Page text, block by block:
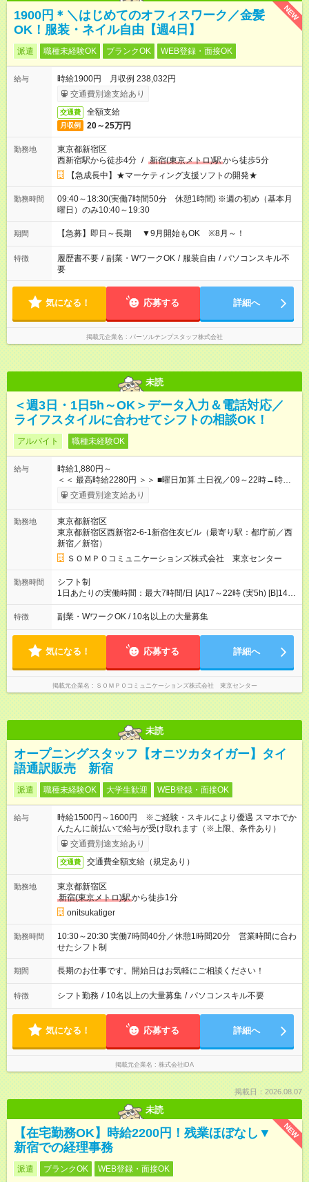
NEW
1900円＊＼はじめてのオフィスワーク／金髪
OK！服装・ネイル自由【週4日】
派遣 職種未経験OK ブランクOK WEB登録・面接OK
給与
時給1900円 月収例 238,032円
交通費別途支給あり
交通費 全額支給
月収例 20～25万円
勤務地
東京都新宿区
西新宿駅から徒歩4分 / 新宿(東京メトロ)駅から徒歩5分
【急成長中】★マーケティング支援ソフトの開発★
勤務時間
09:40～18:30(実働7時間50分 休憩1時間) ※週の初め（基本月
曜日）のみ10:40～19:30
期間 【急募】即日～長期 ▼9月開始もOK ※8月～！
特徴 履歴書不要 / 副業・WワークOK / 服装自由 / パソコンスキル不
要
気になる！ 応募する 詳細へ
掲載元企業名 パーソルテンプスタッフ株式会社
未読
＜週3日・1日5h～OK＞データ入力＆電話対応／
ライフスタイルに合わせてシフトの相談OK！
アルバイト 職種未経験OK
給与
時給1,880円～
＜＜ 最高時給2280円 ＞＞ ■曜日加算 土日祝／09～22時→時給
＋400円 ■時間加算 月曜／09～12時→時給＋200円 月曜／17～
22時→時給＋200円 金曜／17～22時→時給＋400円 ■導入研
━━━━━━━━━━━━━━━ ■月収例 ◎ロングシフト（週3日×実7h） [1]
金曜日収：15160円×4日＝60640円 [2]土曜日収：15960円×5日
＝79800円 [3]日曜日収：15960円×5日＝79800円 [1]＋[2]＋[3]＝
月収22万240円 ◎ショートシフト（週3日×実5h） [1]月曜日収：
10400円×4日＝41600円 [2]金曜日収：11400円×4日＝45600円
[3]土曜日収：11400円×5日＝57000円 [1]＋[2]＋[3]＝月収14万
4200円 【試用期間】試用期間あり 試用期間の長さ：3ヶ月 ※ 雇
態：本採用時と同じです。 給与：時給 1,780円以上 ※各加算給
無
交通費別途支給あり
勤務地
東京都新宿区
東京都新宿区西新宿2-6-1新宿住友ビル（最寄り駅：都庁前／西
新宿／新宿）
ＳＯＭＰＯコミュニケーションズ株式会社 東京センター
勤務時間
シフト制
1日あたりの実働時間：最大7時間/日 [A]17～22時 (実5h) [B]14～
22時 (実7h/休1h） ★週3～5日※土or日必須 ◎休日：平日メイン
※[B]OJT終了後要相談 ◎下記選択制 （1）曜日固定 週3～・土or
選択可 ▶ご確認 祝日/GW/年末年始等も シフト通りの出勤が必要
です
特徴 副業・WワークOK / 10名以上の大量募集
気になる！ 応募する 詳細へ
掲載元企業名 ＳＯＭＰＯコミュニケーションズ株式会社 東京センター
未読
オープニングスタッフ【オニツカタイガー】タイ
語通訳販売 新宿
派遣 職種未経験OK 大学生歓迎 WEB登録・面接OK
給与
時給1500円～1600円 ※ご経験・スキルにより優遇 スマホでか
んたんに前払いで給与が受け取れます（※上限、条件あり）
交通費別途支給あり
交通費 交通費全額支給（規定あり）
勤務地
東京都新宿区
新宿(東京メトロ)駅から徒歩1分
onitsukatiger
勤務時間
10:30～20:30 実働7時間40分／休憩1時間20分 営業時間に合わ
せたシフト制
期間 長期のお仕事です。開始日はお気軽にご相談ください！
特徴 シフト勤務 / 10名以上の大量募集 / パソコンスキル不要
気になる！ 応募する 詳細へ
掲載元企業名 株式会社iDA
掲載日：2026.08.07
未読
NEW
【在宅勤務OK】時給2200円！残業ほぼなし▼
新宿での経理事務
派遣 ブランクOK WEB登録・面接OK